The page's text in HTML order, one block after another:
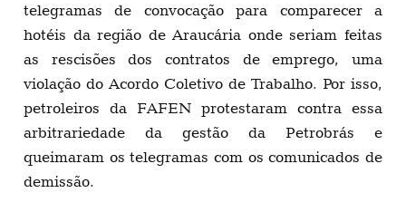
telegramas de convocação para comparecer a
hotéis da região de Araucária onde seriam feitas
as rescisões dos contratos de emprego, uma
violação do Acordo Coletivo de Trabalho. Por isso,
petroleiros da FAFEN protestaram contra essa
arbitrariedade da gestão da Petrobrás e
queimaram os telegramas com os comunicados de
demissão.